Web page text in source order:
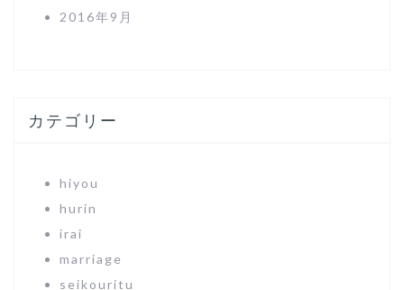
2016年9月
カテゴリー
hiyou
hurin
irai
marriage
seikouritu